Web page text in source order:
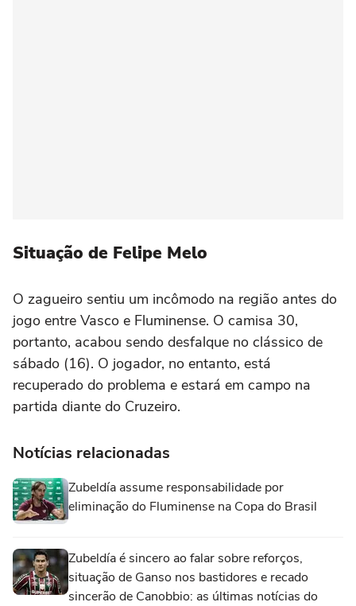
Situação de Felipe Melo
O zagueiro sentiu um incômodo na região antes do
jogo entre Vasco e Fluminense. O camisa 30,
portanto, acabou sendo desfalque no clássico de
sábado (16). O jogador, no entanto, está
recuperado do problema e estará em campo na
partida diante do Cruzeiro.
Notícias relacionadas
Zubeldía assume responsabilidade por
eliminação do Fluminense na Copa do Brasil
Zubeldía é sincero ao falar sobre reforços,
situação de Ganso nos bastidores e recado
sincerão de Canobbio: as últimas notícias do